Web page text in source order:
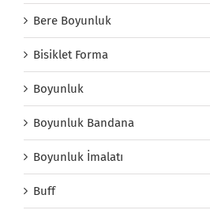
Bere Boyunluk
Bisiklet Forma
Boyunluk
Boyunluk Bandana
Boyunluk İmalatı
Buff